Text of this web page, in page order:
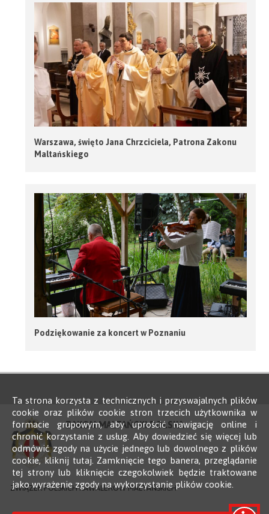
Ta strona korzysta z technicznych i przyswajalnych plików
cookie oraz plików cookie stron trzecich użytkownika w
formacie grupowym, aby uprościć nawigację online i
chronić korzystanie z usług. Aby dowiedzieć się więcej lub
odmówić zgody na użycie jednego lub dowolnego z plików
cookie, kliknij tutaj. Zamknięcie tego banera, przeglądanie
tej strony lub kliknięcie czegokolwiek będzie traktowane
jako wyrażenie zgody na wykorzystanie plików cookie.
Warszawa, święto Jana Chrzciciela, Patrona Zakonu
Maltańskiego
Podziękowanie za koncert w Poznaniu
ZAKON MALTAŃSKI POLSKA
ZWIĄZEK POLSKICH KAWALERÓW MALTAŃSKICH